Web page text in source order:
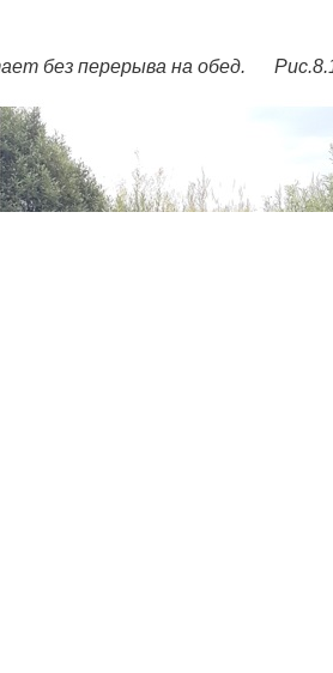
без перерыва на обед.